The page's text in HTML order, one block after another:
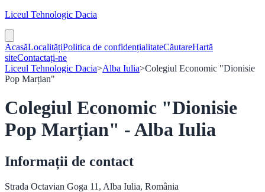
Liceul Tehnologic Dacia
AcasăLocalitățiPolitica de confidențialitateCăutareHartă
siteContactați-ne
Liceul Tehnologic Dacia>Alba Iulia>Colegiul Economic "Dionisie
Pop Marțian"
Colegiul Economic "Dionisie
Pop Marțian" - Alba Iulia
Informații de contact
Strada Octavian Goga 11, Alba Iulia, România